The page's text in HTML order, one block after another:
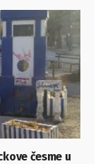
česme u